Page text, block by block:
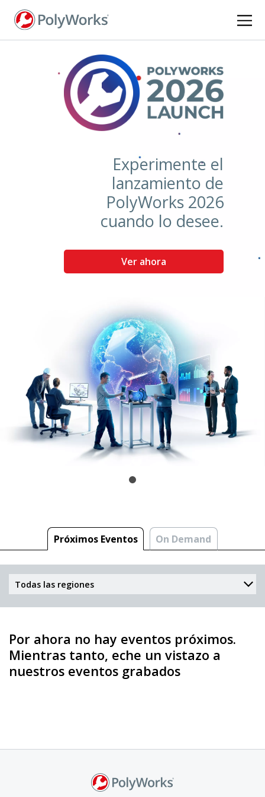
Pasar
Experimente el
lanzamiento de
PolyWorks 2026
cuando lo desee.
Ver ahora
Próximos Eventos On Demand
Por ahora no hay eventos próximos.
Mientras tanto, eche un vistazo a
nuestros eventos grabados